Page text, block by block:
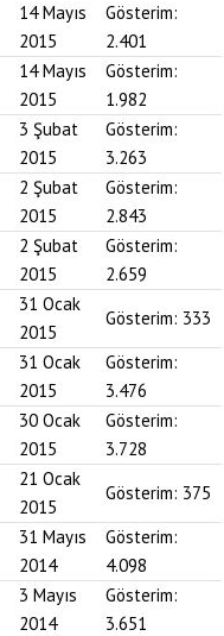
14 Mayıs
2015
Gösterim:
2.401
14 Mayıs
2015
Gösterim:
1.982
3 Şubat
2015
Gösterim:
3.263
2 Şubat
2015
Gösterim:
2.843
2 Şubat
2015
Gösterim:
2.659
31 Ocak
2015
Gösterim: 333
31 Ocak
2015
Gösterim:
3.476
30 Ocak
2015
Gösterim:
3.728
21 Ocak
2015
Gösterim: 375
31 Mayıs
2014
Gösterim:
4.098
3 Mayıs
2014
Gösterim:
3.651